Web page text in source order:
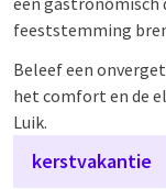
feeststemming
Beleef een
het comfort en de
Luik.
kerstvakantie